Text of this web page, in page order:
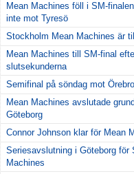
Mean Machines föll i SM-
inte mot Tyresö
Stockholm Mean Machines är
Mean Machines till SM-final
slutsekunderna
Semifinal på söndag mot
Mean Machines avslutade
Göteborg
Connor Johnson klar för Mean
Seriesavslutning i Göteborg för
Machines